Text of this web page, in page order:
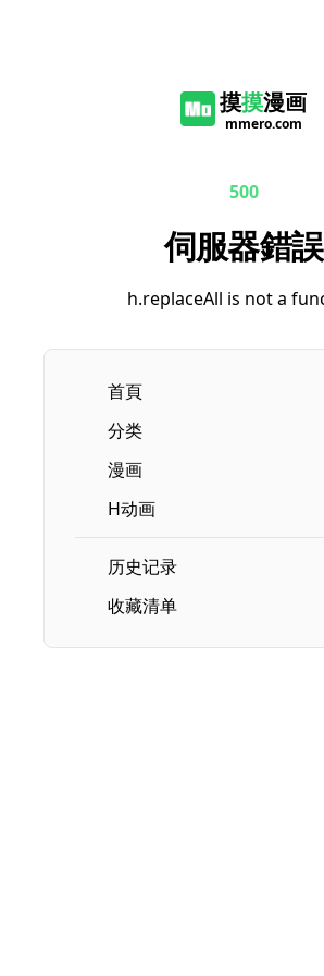
摸摸漫画
mmero.com
500
伺服器錯誤
h.replaceAll is not a
首頁
分类
漫画
H动画
历史记录
收藏清单